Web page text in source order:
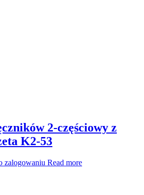
2-częściowy z
K2-53
zalogowaniu Read more